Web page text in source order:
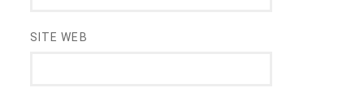
SITE WEB